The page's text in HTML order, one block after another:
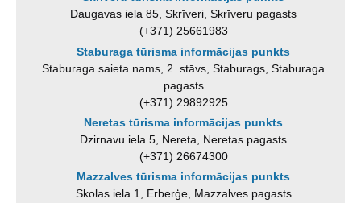
Daugavas iela 85, Skrīveri, Skrīveru pagasts
(+371) 25661983
Staburaga tūrisma informācijas punkts
Staburaga saieta nams, 2. stāvs, Staburags, Staburaga
pagasts
(+371) 29892925
Neretas tūrisma informācijas punkts
Dzirnavu iela 5, Nereta, Neretas pagasts
(+371) 26674300
Mazzalves tūrisma informācijas punkts
Skolas iela 1, Ērberģe, Mazzalves pagasts